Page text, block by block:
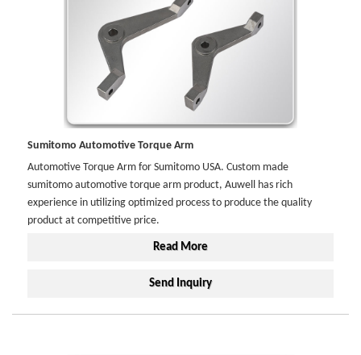
Sumitomo Automotive Torque Arm
Automotive Torque Arm for Sumitomo USA. Custom made
sumitomo automotive torque arm product, Auwell has rich
experience in utilizing optimized process to produce the quality
product at competitive price.
Read More
Send Inquiry